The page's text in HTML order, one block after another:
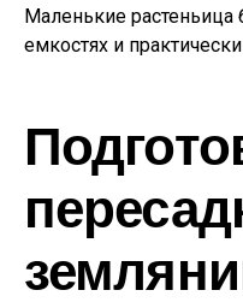
Маленькие
емкостях и